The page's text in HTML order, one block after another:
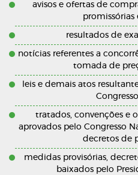
avisos e ofertas de
promissórias
resultados de
notícias referentes a
tomada de
leis e demais atos
tratados, convenções e
aprovados pelo Congresso
decretos de
medidas provisórias,
baixados pelo